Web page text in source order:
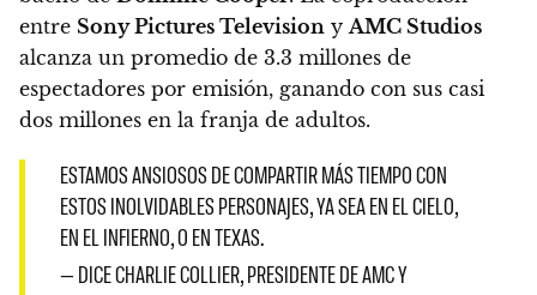
entre Sony Pictures Television yAMC Studios
alcanza un promedio de 3.3 millones de
espectadores por emisión, ganando con sus casi
dos millones en la franja de adultos.
ESTAMOS ANSIOSOS DE COMPARTIR MÁS TIEMPO CON
ESTOS INOLVIDABLES PERSONAJES, YA SEA EN EL CIELO,
EN EL INFIERNO, O EN TEXAS.
— DICE CHARLIE COLLIER, PRESIDENTE DE AMC Y